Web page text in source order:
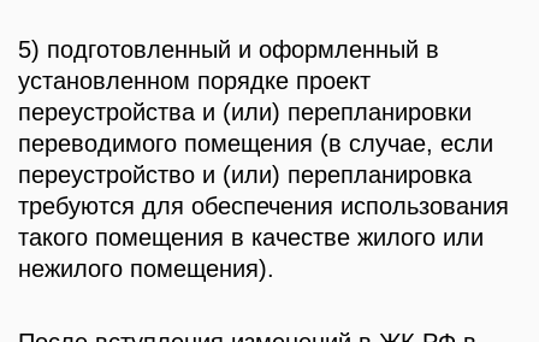
5) подготовленный и оформленный в
установленном порядке проект
переустройства и (или) перепланировки
переводимого помещения (в случае, если
переустройство и (или) перепланировка
требуются для обеспечения использования
такого помещения в качестве жилого или
нежилого помещения).